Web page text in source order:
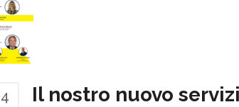
Il nostro nuovo